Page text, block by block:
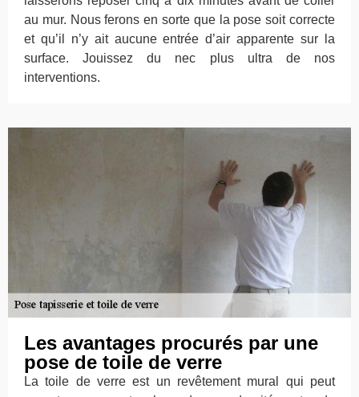
au mur. Nous ferons en sorte que la pose soit correcte
et qu’il n’y ait aucune entrée d’air apparente sur la
surface. Jouissez du nec plus ultra de nos
interventions.
Les avantages procurés par une
pose de toile de verre
La toile de verre est un revêtement mural qui peut